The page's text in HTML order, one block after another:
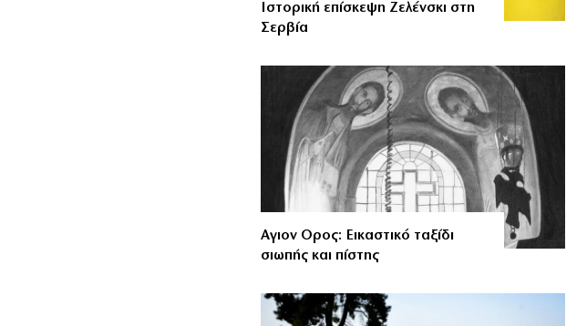
Ιστορική επίσκεψη Ζελένσκι στη
Σερβία
Αγιον Ορος: Εικαστικό ταξίδι
σιωπής και πίστης